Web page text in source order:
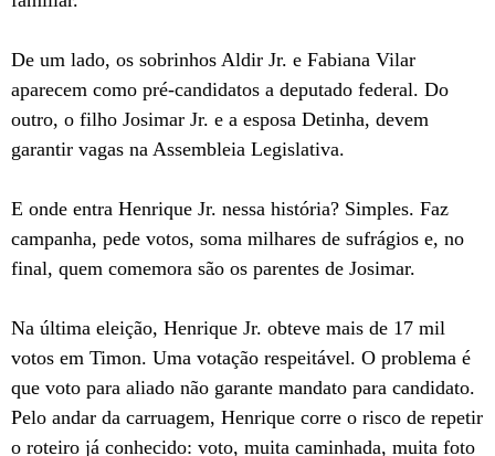
De um lado, os sobrinhos Aldir Jr. e Fabiana Vilar
aparecem como pré-candidatos a deputado federal. Do
outro, o filho Josimar Jr. e a esposa Detinha, devem
garantir vagas na Assembleia Legislativa.
E onde entra Henrique Jr. nessa história? Simples. Faz
campanha, pede votos, soma milhares de sufrágios e, no
final, quem comemora são os parentes de Josimar.
Na última eleição, Henrique Jr. obteve mais de 17 mil
votos em Timon. Uma votação respeitável. O problema é
que voto para aliado não garante mandato para candidato.
Pelo andar da carruagem, Henrique corre o risco de repetir
o roteiro já conhecido: voto, muita caminhada, muita foto